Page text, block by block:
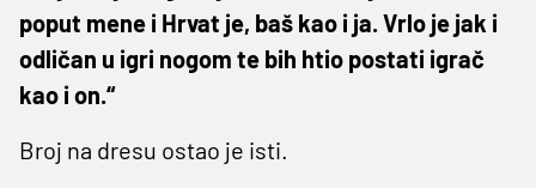
poput mene i Hrvat je, baš kao i ja. Vrlo je jak i
odličan u igri nogom te bih htio postati igrač
kao i on.“
Broj na dresu ostao je isti.